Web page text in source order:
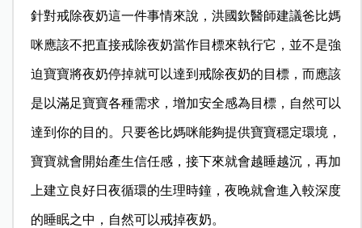
針對戒除夜奶這一件事情來說，洪國欽醫師建議爸比媽
咪應該不把直接戒除夜奶當作目標來執行它，並不是強
迫寶寶將夜奶停掉就可以達到戒除夜奶的目標，而應該
是以滿足寶寶各種需求，增加安全感為目標，自然可以
達到你的目的。只要爸比媽咪能夠提供寶寶穩定環境，
寶寶就會開始產生信任感，接下來就會越睡越沉，再加
上建立良好日夜循環的生理時鐘，夜晚就會進入較深度
的睡眠之中，自然可以戒掉夜奶。